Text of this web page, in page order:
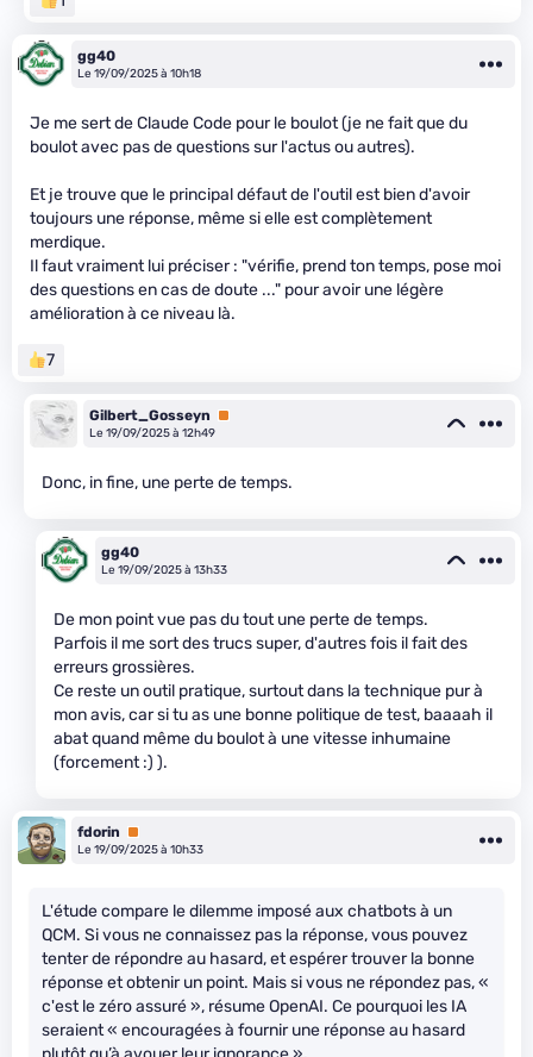
gg40
Le 19/09/2025 à 10h18
Je me sert de Claude Code pour le boulot (je ne fait que du
boulot avec pas de questions sur l'actus ou autres).
Et je trouve que le principal défaut de l'outil est bien d'avoir
toujours une réponse, même si elle est complètement
merdique.
Il faut vraiment lui préciser : "vérifie, prend ton temps, pose moi
des questions en cas de doute ..." pour avoir une légère
amélioration à ce niveau là.
7
Gilbert_Gosseyn
Premium
Le 19/09/2025 à 12h49
Donc, in fine, une perte de temps.
gg40
Le 19/09/2025 à 13h33
De mon point vue pas du tout une perte de temps.
Parfois il me sort des trucs super, d'autres fois il fait des
erreurs grossières.
Ce reste un outil pratique, surtout dans la technique pur à
mon avis, car si tu as une bonne politique de test, baaaah il
abat quand même du boulot à une vitesse inhumaine
(forcement :) ).
fdorin
Premium
Le 19/09/2025 à 10h33
L'étude compare le dilemme imposé aux chatbots à un
QCM. Si vous ne connaissez pas la réponse, vous pouvez
tenter de répondre au hasard, et espérer trouver la bonne
réponse et obtenir un point. Mais si vous ne répondez pas, «
c'est le zéro assuré », résume OpenAI. Ce pourquoi les IA
seraient « encouragées à fournir une réponse au hasard